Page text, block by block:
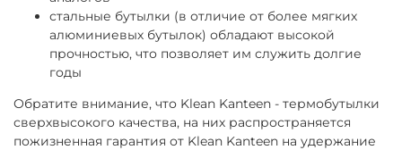
стальные бутылки (в отличие от более мягких
алюминиевых бутылок) обладают высокой
прочностью, что позволяет им служить долгие
годы
Обратите внимание, что Klean Kanteen - термобутылки
сверхвысокого качества, на них распространяется
пожизненная гарантия от Klean Kanteen на удержание